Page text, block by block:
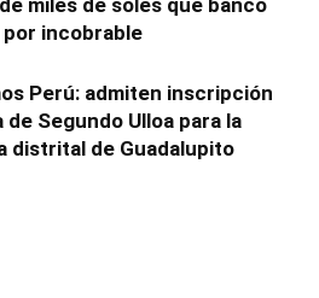
miles de soles que banco
incobrable
Perú: admiten inscripción
de Segundo Ulloa para la
distrital de Guadalupito